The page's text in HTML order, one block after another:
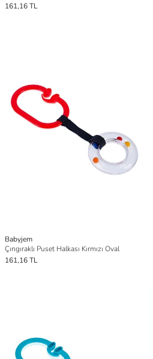
161,16 TL
Babyjem
Çıngıraklı Puset Halkası Kırmızı Oval
161,16 TL